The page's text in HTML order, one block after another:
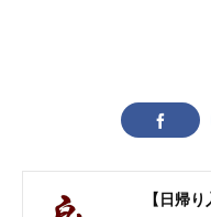
【日帰